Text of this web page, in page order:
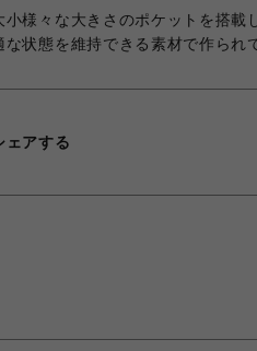
小様々な大きさのポケットを搭載
な状態を維持できる素材で作られ
ェアする